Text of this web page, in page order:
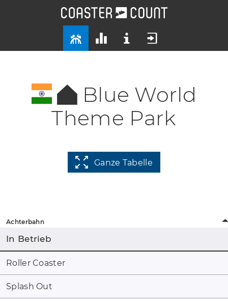
Blue World
Theme Park
Ganze Tabelle
Achterbahn
In Betrieb
Roller Coaster
Splash Out